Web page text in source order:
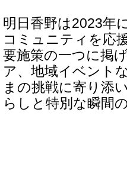
明日香野は2023年
コミュニティを応
要施策の一つに掲
ア、地域イベント
まの挑戦に寄り添
らしと特別な瞬間